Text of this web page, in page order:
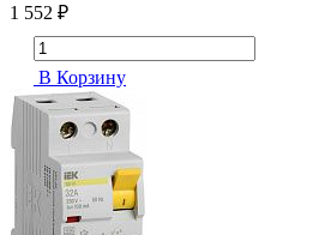
1 552 ₽
В Корзину